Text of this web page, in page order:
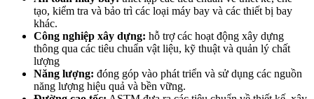
tạo, kiểm tra và bảo trì các loại máy bay và các thiết bị bay
khác.
Công nghiệp xây dựng: hỗ trợ các hoạt động xây dựng
thông qua các tiêu chuẩn vật liệu, kỹ thuật và quản lý chất
lượng
Năng lượng: đóng góp vào phát triển và sử dụng các nguồn
năng lượng hiệu quả và bền vững.